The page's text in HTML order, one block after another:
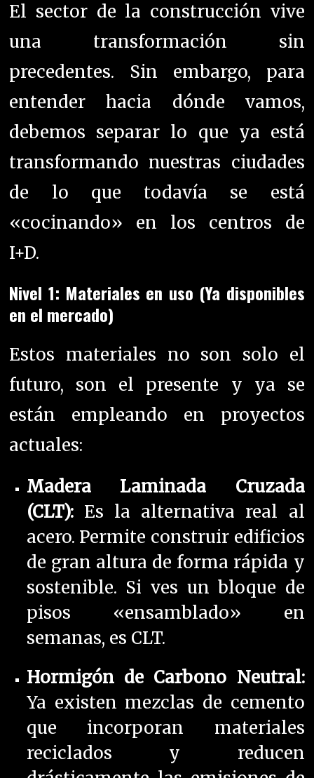
El sector de la construcción vive
una transformación sin
precedentes. Sin embargo, para
entender hacia dónde vamos,
debemos separar lo que ya está
transformando nuestras ciudades
de lo que todavía se está
«cocinando» en los centros de
I+D.
Nivel 1: Materiales en uso (Ya disponibles
en el mercado)
Estos materiales no son solo el
futuro, son el presente y ya se
están empleando en proyectos
actuales:
Madera Laminada Cruzada
(CLT):Es la alternativa real al
acero. Permite construir edificios
de gran altura de forma rápida y
sostenible. Si ves un bloque de
pisos «ensamblado» en
semanas, es CLT.
Hormigón de Carbono Neutral:
Ya existen mezclas de cemento
que incorporan materiales
reciclados y reducen